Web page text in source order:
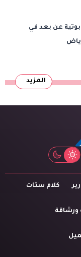
عن بعد في
المزيد
كلام ستات